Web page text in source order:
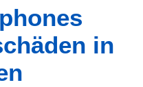
in